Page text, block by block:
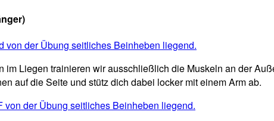
im Liegen trainieren wir ausschließlich die Muskeln an der
auf die Seite und stütz dich dabei locker mit einem Arm ab.